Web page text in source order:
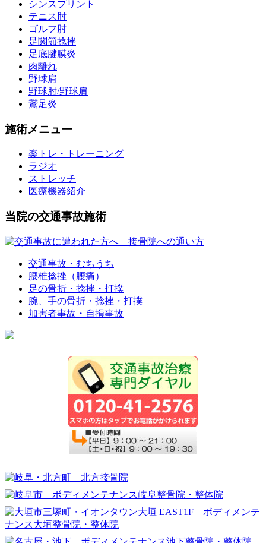
シンスプリント
テニス肘
ゴルフ肘
足関節捻挫
足底腱膜炎
肉離れ
野球肩
野球肘/野球肩
鵞足炎
施術メニュー
楽トレ・トレーニング
ラジオ
ストレッチ
医療機器紹介
当院の交通事故施術
交通事故・むちうち
腰椎捻挫（腰痛）
足の骨折・捻挫・打撲
腕、手の骨折・捻挫・打撲
加害者事故・自損事故